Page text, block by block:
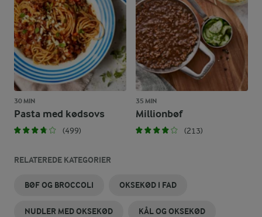
30 MIN
Pasta med kødsovs
(499)
35 MIN
Millionbøf
(213)
RELATEREDE KATEGORIER
BØF OG BROCCOLI OKSEKØD I FAD
NUDLER MED OKSEKØD KÅL OG OKSEKØD